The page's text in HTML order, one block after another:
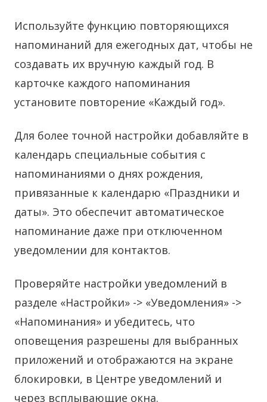
Используйте функцию повторяющихся
напоминаний для ежегодных дат, чтобы не
создавать их вручную каждый год. В
карточке каждого напоминания
установите повторение «Каждый год».
Для более точной настройки добавляйте в
календарь специальные события с
напоминаниями о днях рождения,
привязанные к календарю «Праздники и
даты». Это обеспечит автоматическое
напоминание даже при отключенном
уведомлении для контактов.
Проверяйте настройки уведомлений в
разделе «Настройки» -> «Уведомления» ->
«Напоминания» и убедитесь, что
оповещения разрешены для выбранных
приложений и отображаются на экране
блокировки, в Центре уведомлений и
через всплывающие окна.